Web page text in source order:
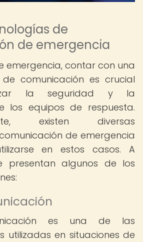
de
de emergencia
emergencia, contar con una
comunicación es crucial
la seguridad y la
los equipos de respuesta.
existen diversas
de emergencia
en estos casos. A
presentan algunos de los
es una de las
utilizadas en situaciones de